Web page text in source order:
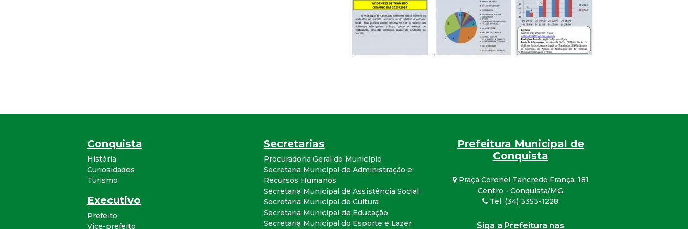
n
i
c
i
p
Conquista
História
Curiosidades
Turismo
Executivo
Prefeito
Vice-prefeito
Secretarias
Procuradoria Geral do Município
Secretaria Municipal de Administração e
Recursos Humanos
Secretaria Municipal de Assistência Social
Secretaria Municipal de Cultura
Secretaria Municipal de Educação
Secretaria Municipal do Esporte e Lazer
Prefeitura Municipal de
Conquista
Praça Coronel Tancredo França, 181
Centro - Conquista/MG
Tel: (34) 3353-1228
Siga a Prefeitura nas